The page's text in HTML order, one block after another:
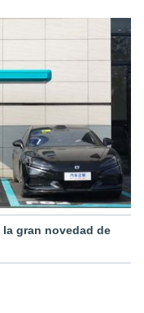
gran novedad de